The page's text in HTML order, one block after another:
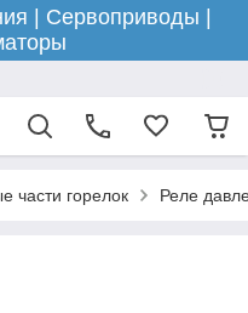
| Сервоприводы |
части горелок Реле